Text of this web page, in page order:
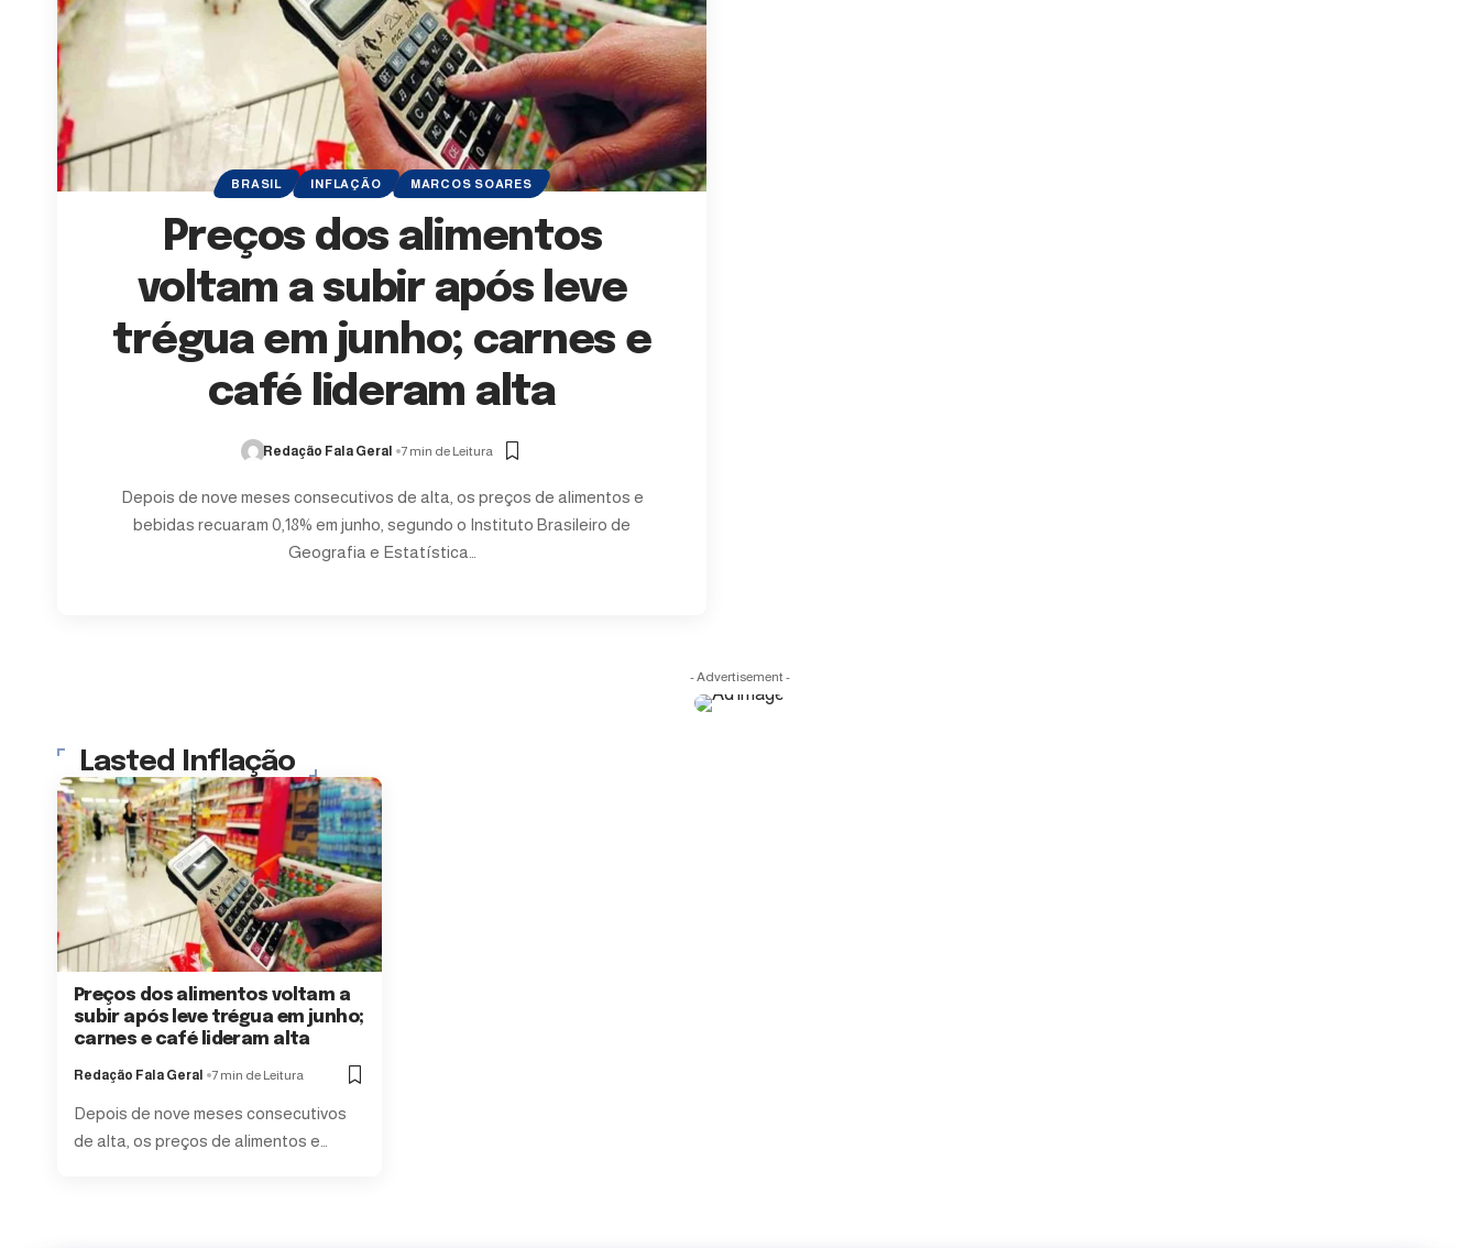
BRASIL INFLAÇÃO MARCOS SOARES
Preços dos alimentos
voltam a subir após leve
trégua em junho; carnes e
café lideram alta
Redação Fala Geral 7 min de Leitura
Depois de nove meses consecutivos de alta, os preços de alimentos e
bebidas recuaram 0,18% em junho, segundo o Instituto Brasileiro de
Geografia e Estatística…
- Advertisement -
Lasted Inflação
Preços dos alimentos voltam a
subir após leve trégua em junho;
carnes e café lideram alta
Redação Fala Geral 7 min de Leitura
Depois de nove meses consecutivos
de alta, os preços de alimentos e…